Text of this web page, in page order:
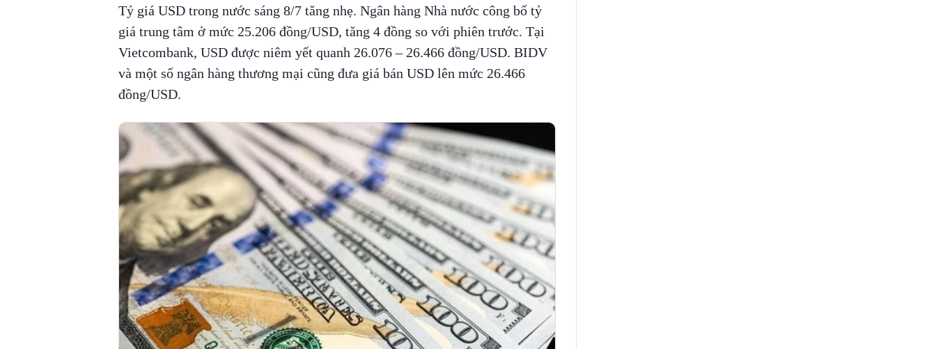
Tỷ giá USD trong nước sáng 8/7 tăng nhẹ. Ngân hàng Nhà nước công bố tỷ
giá trung tâm ở mức 25.206 đồng/USD, tăng 4 đồng so với phiên trước. Tại
Vietcombank, USD được niêm yết quanh 26.076 – 26.466 đồng/USD. BIDV
và một số ngân hàng thương mại cũng đưa giá bán USD lên mức 26.466
đồng/USD.